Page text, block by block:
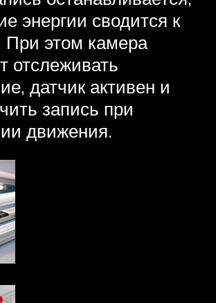
энергии сводится к
этом камера
отслеживать
датчик активен и
запись при
движения.